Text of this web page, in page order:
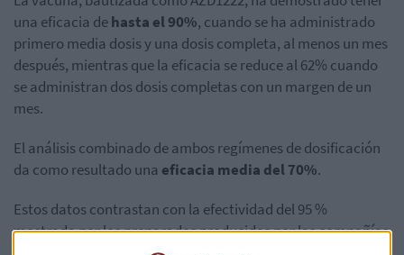
una eficacia dehasta el 90%, cuando se ha administrado
primero media dosis y una dosis completa, al menos un mes
después, mientras que la eficacia se reduce al 62% cuando
se administran dos dosis completas con un margen de un
mes.
El análisis combinado de ambos regímenes de dosificación
da como resultado una eficacia media del 70%.
Estos datos contrastan con la efectividad del 95 %
mostrada por los preparados producidos por las compañías